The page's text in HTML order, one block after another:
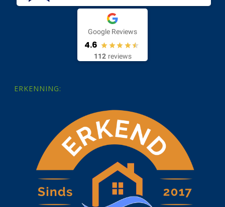
Google Reviews
4.6
112 reviews
ERKENNING: